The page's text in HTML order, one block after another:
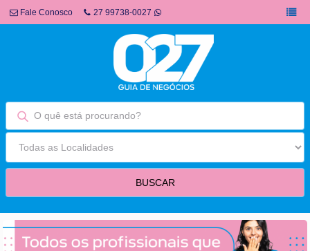
Fale Conosco 27 99738-0027